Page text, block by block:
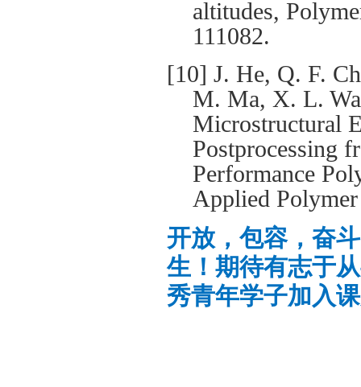
altitudes,
111082.
[10] J. He, Q. F.
M. Ma, X. L.
Microstructural
Postprocessing
Performance
Applied
开放，包容，奋
生！期待有志于
秀青年学子加入